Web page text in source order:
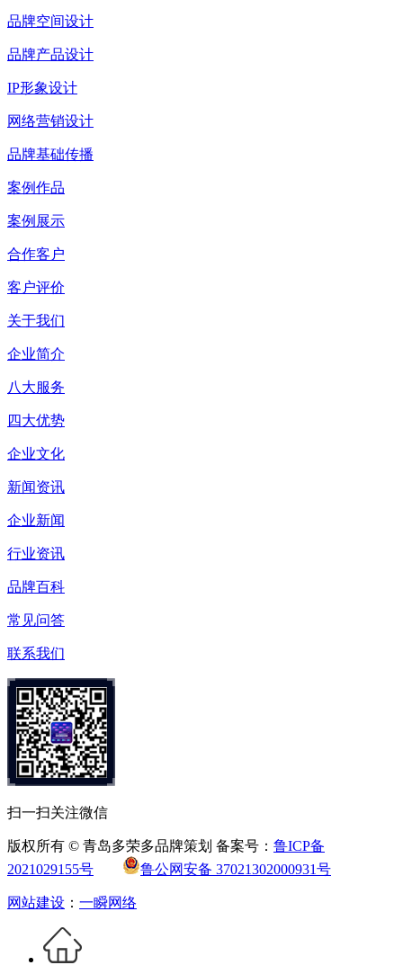
品牌空间设计
品牌产品设计
IP形象设计
网络营销设计
品牌基础传播
案例作品
案例展示
合作客户
客户评价
关于我们
企业简介
八大服务
四大优势
企业文化
新闻资讯
企业新闻
行业资讯
品牌百科
常见问答
联系我们
扫一扫关注微信
版权所有 © 青岛多荣多品牌策划 备案号： 鲁ICP备
2021029155号
鲁公网安备 37021302000931号
网站建设 ： 一瞬网络